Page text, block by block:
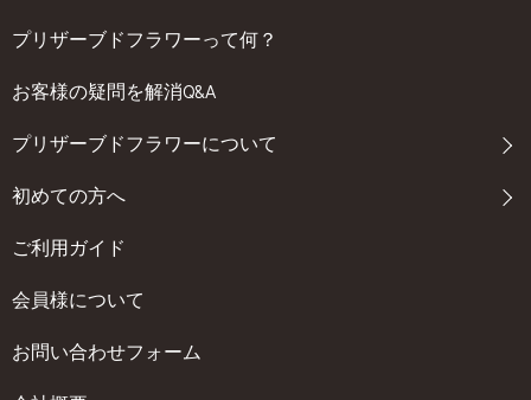
プリザーブドフラワーって何？
お客様の疑問を解消Q&A
プリザーブドフラワーについて
初めての方へ
ご利用ガイド
会員様について
お問い合わせフォーム